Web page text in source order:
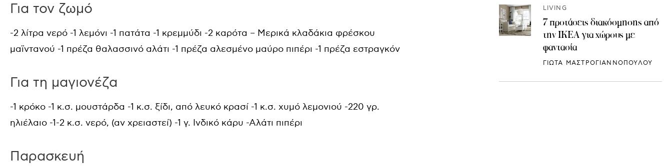
Για τον ζωμό
-2 λίτρα νερό -1 λεμόνι -1 πατάτα -1 κρεμμύδι -2 καρότα – Μερικά κλαδάκια φρέσκου
μαϊντανού -1 πρέζα θαλασσινό αλάτι -1 πρέζα αλεσμένο μαύρο πιπέρι -1 πρέζα εστραγκόν
Για τη μαγιονέζα
-1 κρόκο -1 κ.σ. μουστάρδα -1 κ.σ. ξίδι, από λευκό κρασί -1 κ.σ. χυμό λεμονιού -220 γρ.
ηλιέλαιο -1-2 κ.σ. νερό, (αν χρειαστεί) -1 γ. Ινδικό κάρυ -Αλάτι πιπέρι
Παρασκευή
LIVING
7 προτάσεις διακόσμησης από
την IKEA για χώρους με
φαντασία
ΓΙΩΤΑ ΜΑΣΤΡΟΓΙΑΝΝΟΠΟΥΛΟΥ